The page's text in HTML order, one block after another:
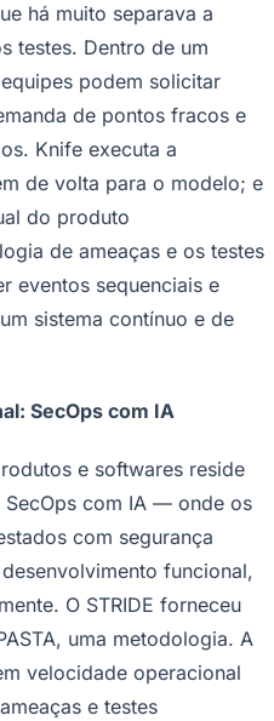
há muito separava a
testes. Dentro de um
podem solicitar
de pontos fracos e
Knife executa a
de volta para o modelo; e
do produto
de ameaças e os testes
eventos sequenciais e
sistema contínuo e de
SecOps com IA
e softwares reside
com IA — onde os
com segurança
funcional,
O STRIDE forneceu
uma metodologia. A
velocidade operacional
e testes